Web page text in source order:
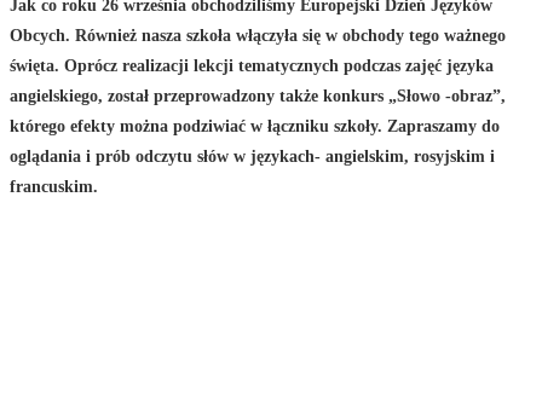
Jak co roku 26 września obchodziliśmy Europejski Dzień Języków
Obcych. Również nasza szkoła włączyła się w obchody tego ważnego
święta. Oprócz realizacji lekcji tematycznych podczas zajęć języka
angielskiego, został przeprowadzony także konkurs „Słowo -obraz”,
którego efekty można podziwiać w łączniku szkoły. Zapraszamy do
oglądania i prób odczytu słów w językach- angielskim, rosyjskim i
francuskim.